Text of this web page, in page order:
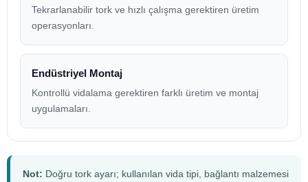
Tekrarlanabilir tork ve hızlı çalışma gerektiren üretim
operasyonları.
Endüstriyel Montaj
Kontrollü vidalama gerektiren farklı üretim ve montaj
uygulamaları.
Not: Doğru tork ayarı; kullanılan vida tipi, bağlantı malzemesi